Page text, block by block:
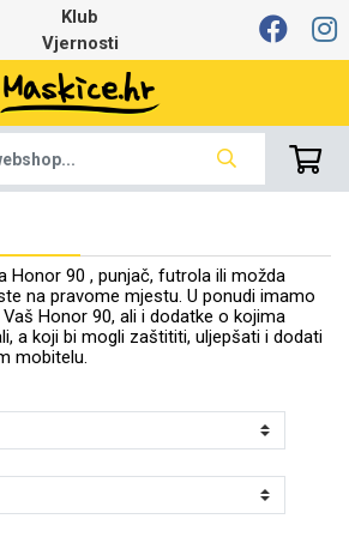
Klub
Vjernosti
Honor 90 , punjač, futrola ili možda
na pravome mjestu. U ponudi imamo
Honor 90, ali i dodatke o kojima
a koji bi mogli zaštititi, uljepšati i dodati
mobitelu.
Line Art
Apple
10.0 - 12.0 inča
Držači za bicikl
Power bank
Bluetooth Zvučnici
memorijske kartice
Punjači za laptope